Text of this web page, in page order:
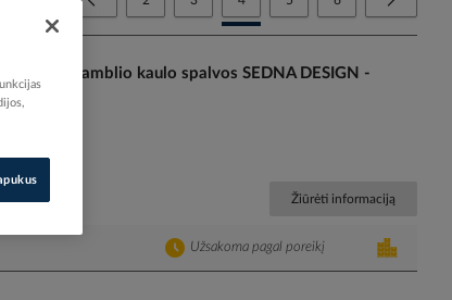
dramblio kaulo spalvos SEDNA DESIGN -
Žiūrėti informaciją
Užsakoma pagal poreikį